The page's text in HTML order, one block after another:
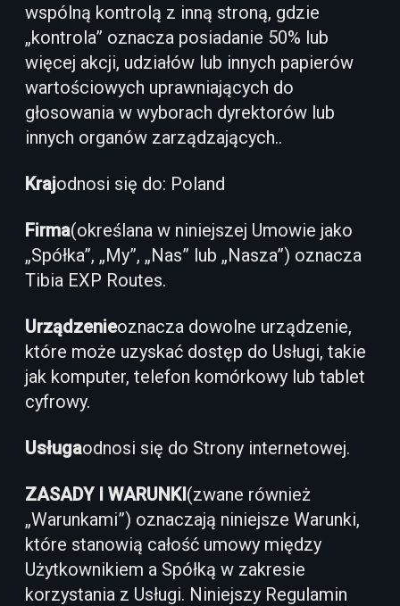
wspólną kontrolą z inną stroną, gdzie
„kontrola” oznacza posiadanie 50% lub
więcej akcji, udziałów lub innych papierów
wartościowych uprawniających do
głosowania w wyborach dyrektorów lub
innych organów zarządzających..
Krajodnosi się do: Poland
Firma(określana w niniejszej Umowie jako
„Spółka”, „My”, „Nas” lub „Nasza”) oznacza
Tibia EXP Routes.
Urządzenieoznacza dowolne urządzenie,
które może uzyskać dostęp do Usługi, takie
jak komputer, telefon komórkowy lub tablet
cyfrowy.
Usługaodnosi się do Strony internetowej.
ZASADY I WARUNKI(zwane również
„Warunkami”) oznaczają niniejsze Warunki,
które stanowią całość umowy między
Użytkownikiem a Spółką w zakresie
korzystania z Usługi. Niniejszy Regulamin